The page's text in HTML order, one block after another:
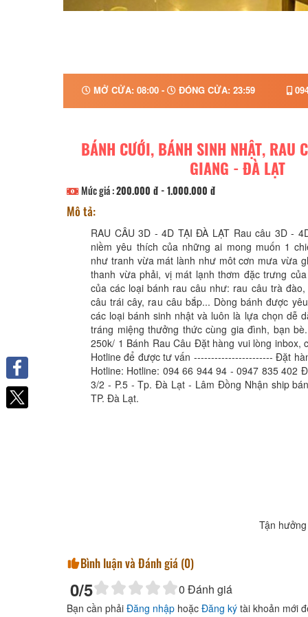
MỞ CỬA: 08:00 - ĐÓNG CỬA: 23:59
BÁNH CƯỚI, BÁNH SINH NHẬT, RAU
GIANG - ĐÀ LẠT
Mức giá :200.000 đ - 1.000.000 đ
Mô tả:
RAU CÂU 3D - 4D TẠI ĐÀ LẠT Rau câu 3D -
niềm yêu thích của những ai mong muốn 1
như tranh vừa mát lành như môt cơn mưa vừa
thanh vừa phải, vị mát lạnh thơm đặc trưng
của các loại bánh rau câu như: rau câu trà
câu trái cây, rau câu bắp... Dòng bánh được
các loại bánh sinh nhật và luôn là lựa chọn dễ
tráng miệng thưởng thức cùng gia đình, bạn
250k/ 1 Bánh Rau Câu Đặt hàng vui lòng inbox,
Hotline để được tư vấn ----------------------- Đặt
Hotline: Hotline: 094 66 944 94 - 0947 835 402
3/2 - P.5 - Tp. Đà Lạt - Lâm Đồng Nhận ship
TP. Đà Lạt.
Tận
Bình luận và Đánh giá (0)
0/5 0 Đánh giá
Bạn cần phải Đăng nhập hoặc Đăng ký tài khoản mới
Facebook